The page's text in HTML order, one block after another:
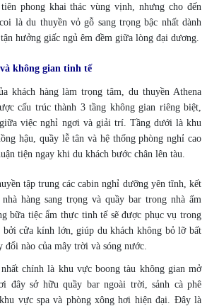
phong khai thác vùng vịnh, nhưng cho đến
là du thuyền vỏ gỗ sang trọng bậc nhất dành
hưởng giấc ngủ êm đềm giữa lòng đại dương.
không gian tinh tế
khách hàng làm trọng tâm, du thuyền Athena
cấu trúc thành 3 tầng không gian riêng biệt,
việc nghỉ ngơi và giải trí. Tầng dưới là khu
hậu, quầy lễ tân và hệ thống phòng nghỉ cao
tiện ngay khi du khách bước chân lên tàu.
tập trung các cabin nghỉ dưỡng yên tĩnh, kết
hàng sang trọng và quầy bar trong nhà ấm
bữa tiệc ẩm thực tinh tế sẽ được phục vụ trong
bởi cửa kính lớn, giúp du khách không bỏ lỡ bất
đổi nào của mây trời và sóng nước.
chính là khu vực boong tàu không gian mở
đây sở hữu quầy bar ngoài trời, sảnh cà phê
vực spa và phòng xông hơi hiện đại. Đây là